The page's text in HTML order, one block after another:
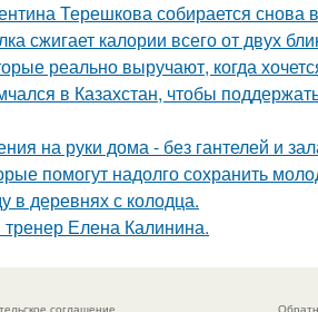
Терешкова собирается снова
сжигает калории всего от двух
реально выручают, когда
в Казахстан, чтобы
на руки дома - без гантелей и
помогут надолго сохранить
в деревнях с колодца.
Елена Калинина.
соглашение